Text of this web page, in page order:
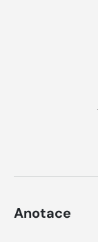
Anotace